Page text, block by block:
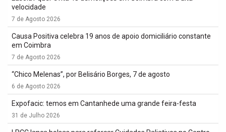
velocidade
7 de Agosto 2026
Causa Positiva celebra 19 anos de apoio domiciliário constante
em Coimbra
7 de Agosto 2026
“Chico Melenas”, por Belisário Borges, 7 de agosto
6 de Agosto 2026
Expofacic: temos em Cantanhede uma grande feira-festa
31 de Julho 2026